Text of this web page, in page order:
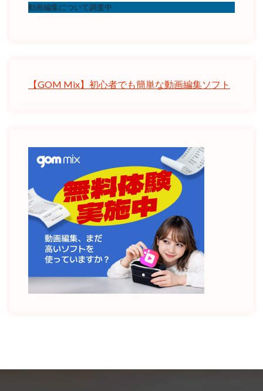
動画編集について調査中
【GOM Mix】初心者でも簡単な動画編集ソフト